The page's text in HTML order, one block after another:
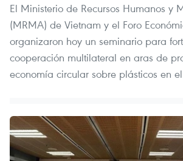
El Ministerio de Recursos Humanos y
(MRMA) de Vietnam y el Foro
organizaron hoy un seminario para
cooperación multilateral en aras de
economía circular sobre plásticos en